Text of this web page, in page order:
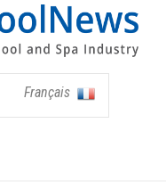
Français